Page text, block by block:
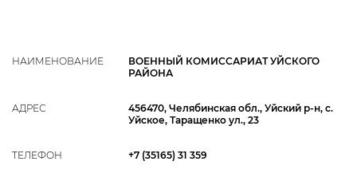
НАИМЕНОВАНИЕ
ВОЕННЫЙ КОМИССАРИАТ УЙСКОГО
РАЙОНА
АДРЕС
456470, Челябинская обл., Уйский р-н, с.
Уйское, Таращенко ул., 23
ТЕЛЕФОН +7 (35165) 31 359